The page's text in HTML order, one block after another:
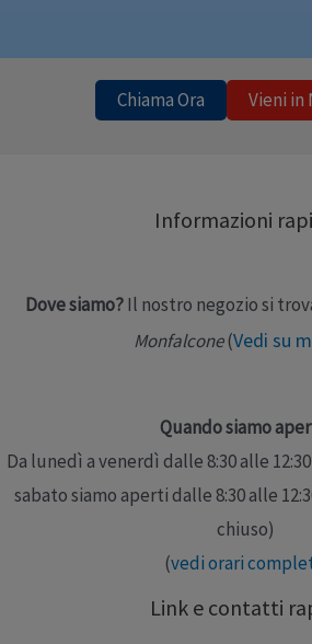
Chiama Ora Vieni in
Informazioni
Dove siamo?Il nostro negozio si
Monfalcone(Vedi su
Quando siamo
Da lunedì a venerdì dalle 8:30 alle
sabato siamo aperti dalle 8:30 alle
chiuso)
(vedi orari
Link e contatti